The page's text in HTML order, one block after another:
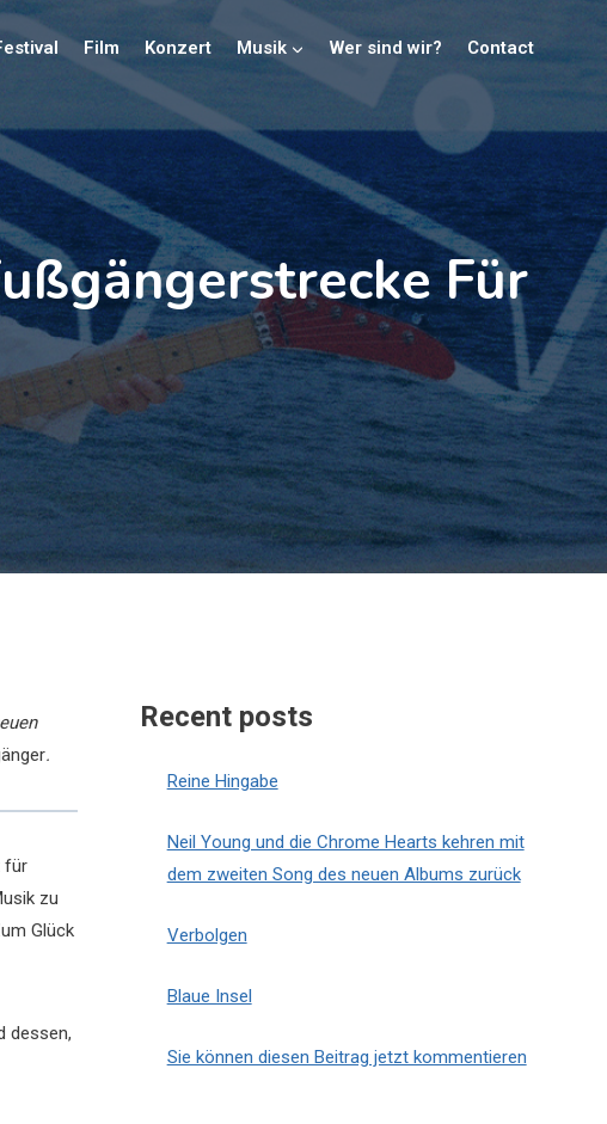
Film Konzert Musik Wer sind wir? Contact
Für
.
für
zu
Glück
dessen,
Recent posts
Reine Hingabe
Neil Young und die Chrome Hearts kehren mit
dem zweiten Song des neuen Albums zurück
Verbolgen
Blaue Insel
Sie können diesen Beitrag jetzt kommentieren